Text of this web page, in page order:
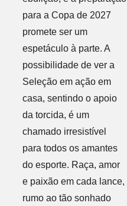
para a Copa de 2027
promete ser um
espetáculo à parte. A
possibilidade de ver a
Seleção em ação em
casa, sentindo o apoio
da torcida, é um
chamado irresistível
para todos os amantes
do esporte. Raça, amor
e paixão em cada lance,
rumo ao tão sonhado